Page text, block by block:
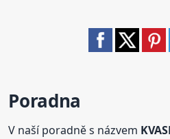
Poradna
V naší poradně s názvem